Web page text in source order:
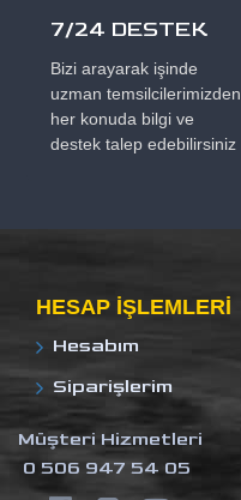
7/24 DESTEK
Bizi arayarak işinde
uzman temsilcilerimizden
her konuda bilgi ve
destek talep edebilirsiniz
HESAP IŞLEMLERI
Hesabım
Siparişlerim
Müşteri Hizmetleri
0 506 947 54 05